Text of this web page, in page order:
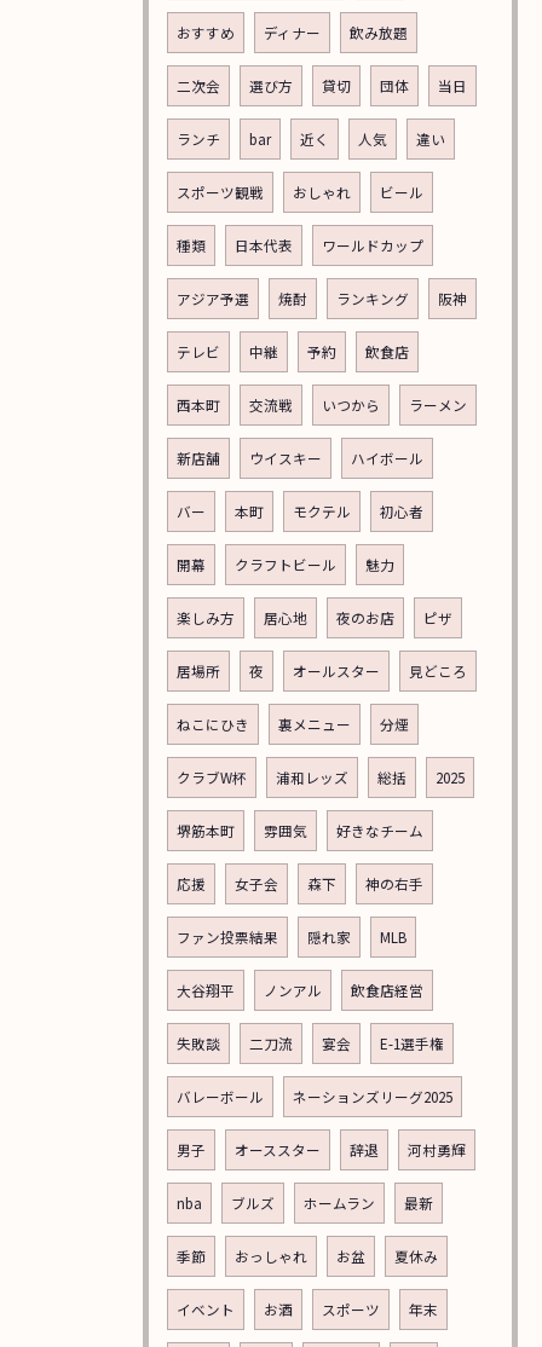
おすすめ ディナー 飲み放題
二次会 選び方 貸切 団体 当日
ランチ bar 近く 人気 違い
スポーツ観戦 おしゃれ ビール
種類 日本代表 ワールドカップ
アジア予選 焼酎 ランキング 阪神
テレビ 中継 予約 飲食店
西本町 交流戦 いつから ラーメン
新店舗 ウイスキー ハイボール
バー 本町 モクテル 初心者
開幕 クラフトビール 魅力
楽しみ方 居心地 夜のお店 ピザ
居場所 夜 オールスター 見どころ
ねこにひき 裏メニュー 分煙
クラブW杯 浦和レッズ 総括 2025
堺筋本町 雰囲気 好きなチーム
応援 女子会 森下 神の右手
ファン投票結果 隠れ家 MLB
大谷翔平 ノンアル 飲食店経営
失敗談 二刀流 宴会 E-1選手権
バレーボール ネーションズリーグ2025
男子 オーススター 辞退 河村勇輝
nba ブルズ ホームラン 最新
季節 おっしゃれ お盆 夏休み
イベント お酒 スポーツ 年末
ご予約はこちら